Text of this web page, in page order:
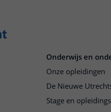
Onderwijs en
Onze opleidingen
De Nieuwe
Stage en